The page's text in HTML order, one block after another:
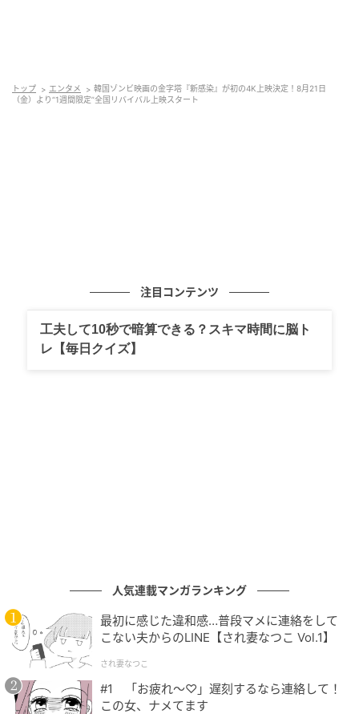
ル・エクスプレス』が、細部まで鮮明に描かれる4K版
で復活。かつてない臨場感と没入感で、ゾンビ映画の
トップ エンタメ
韓国ゾンビ映画の金字塔『新感染』が初の4K上映決定！8月21日
（金）より“1週間限定”全国リバイバル上映スタート
注目コンテンツ
工夫して10秒で暗算できる？スキマ時間に脳ト
レ【毎日クイズ】
人気連載マンガランキング
最初に感じた違和感…普段マメに連絡をして
こない夫からのLINE【され妻なつこ Vol.1】
され妻なつこ
#1 「お疲れ〜♡」遅刻するなら連絡して！
この女、ナメてます